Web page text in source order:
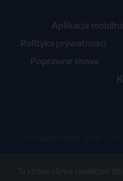
Aplikacja mobilna
Polityka prywatności
Poprawne słowa
Ta strona używa ciasteczek